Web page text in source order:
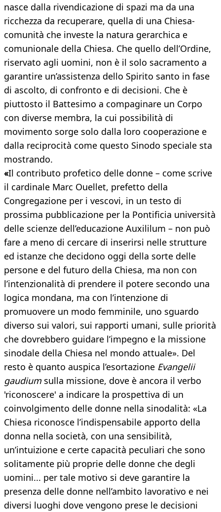
nasce dalla rivendicazione di spazi ma da una
ricchezza da recuperare, quella di una Chiesa-
comunità che investe la natura gerarchica e
comunionale della Chiesa. Che quello dell’Ordine,
riservato agli uomini, non è il solo sacramento a
garantire un’assistenza dello Spirito santo in fase
di ascolto, di confronto e di decisioni. Che è
piuttosto il Battesimo a compaginare un Corpo
con diverse membra, la cui possibilità di
movimento sorge solo dalla loro cooperazione e
dalla reciprocità come questo Sinodo speciale sta
mostrando.
«Il contributo profetico delle donne – come scrive
il cardinale Marc Ouellet, prefetto della
Congregazione per i vescovi, in un testo di
prossima pubblicazione per la Pontificia università
delle scienze dell’educazione Auxililum – non può
fare a meno di cercare di inserirsi nelle strutture
ed istanze che decidono oggi della sorte delle
persone e del futuro della Chiesa, ma non con
l’intenzionalità di prendere il potere secondo una
logica mondana, ma con l’intenzione di
promuovere un modo femminile, uno sguardo
diverso sui valori, sui rapporti umani, sulle priorità
che dovrebbero guidare l’impegno e la missione
sinodale della Chiesa nel mondo attuale». Del
resto è quanto auspica l’esortazione Evangelii
gaudiumsulla missione, dove è ancora il verbo
'riconoscere' a indicare la prospettiva di un
coinvolgimento delle donne nella sinodalità: «La
Chiesa riconosce l’indispensabile apporto della
donna nella società, con una sensibilità,
un’intuizione e certe capacità peculiari che sono
solitamente più proprie delle donne che degli
uomini... per tale motivo si deve garantire la
presenza delle donne nell’ambito lavorativo e nei
diversi luoghi dove vengono prese le decisioni